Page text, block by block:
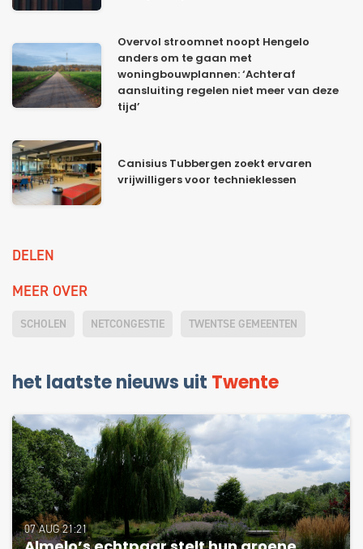
Overvol stroomnet noopt Hengelo
anders om te gaan met
woningbouwplannen: ‘Achteraf
aansluiting regelen niet meer van deze
tijd’
Canisius Tubbergen zoekt ervaren
vrijwilligers voor technieklessen
DELEN
MEER OVER
SCHOLEN NETCONGESTIE TWENTSE GEMEENTEN
het laatste nieuws uit Twente
07 AUG 21:21